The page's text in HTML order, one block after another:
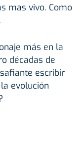
mas vivo. Como
más en la
décadas de
escribir
evolución